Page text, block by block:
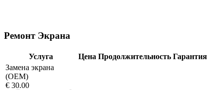
Ремонт Экрана
Услуга Цена Продолжительность Гарантия
Замена экрана
(OEM)
€ 30.00